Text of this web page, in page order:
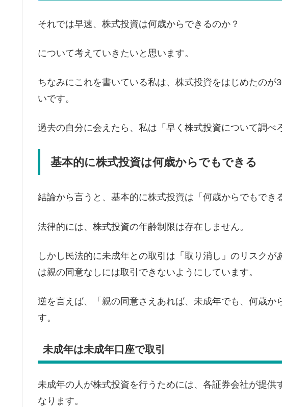
それでは早速、株式投資は何歳からできるのか？
について考えていきたいと思います。
ちなみにこれを書いている私は、株式投資をはじめたのが
いです。
過去の自分に会えたら、私は「早く株式投資について調べ
基本的に株式投資は何歳からでもできる
結論から言うと、基本的に株式投資は「何歳からでもでき
法律的には、株式投資の年齢制限は存在しません。
しかし民法的に未成年との取引は「取り消し」のリスク
は親の同意なしには取引できないようにしています。
逆を言えば、「親の同意さえあれば、未成年でも、何歳か
す。
未成年は未成年口座で取引
未成年の人が株式投資を行うためには、各証券会社が提供
なります。